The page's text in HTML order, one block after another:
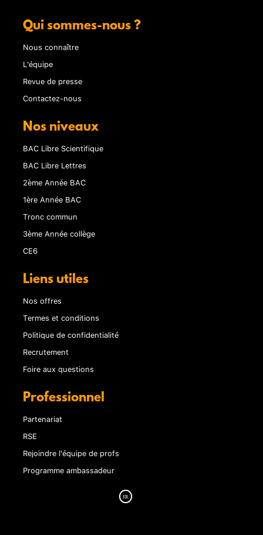
Qui sommes-nous ?
Nous connaître
L'équipe
Revue de presse
Contactez-nous
Nos niveaux
BAC Libre Scientifique
BAC Libre Lettres
2ème Année BAC
1ère Année BAC
Tronc commun
3ème Année collège
CE6
Liens utiles
Nos offres
Termes et conditions
Politique de confidentialité
Recrutement
Foire aux questions
Professionnel
Partenariat
RSE
Rejoindre l'équipe de profs
Programme ambassadeur